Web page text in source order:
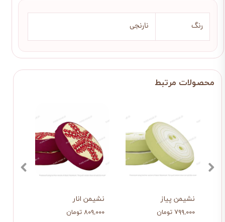
رنگ نارنجی
نشیمن انار
۸۰۹,۰۰۰ تومان
نشیمن پیاز
۷۹۹,۰۰۰ تومان